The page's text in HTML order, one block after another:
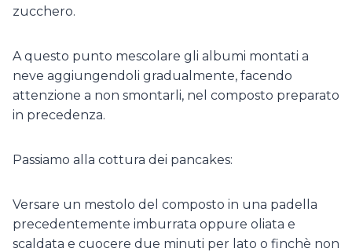
zucchero.
A questo punto mescolare gli albumi montati a
neve aggiungendoli gradualmente, facendo
attenzione a non smontarli, nel composto preparato
in precedenza.
Passiamo alla cottura dei pancakes:
Versare un mestolo del composto in una padella
precedentemente imburrata oppure oliata e
scaldata e cuocere due minuti per lato o finchè non